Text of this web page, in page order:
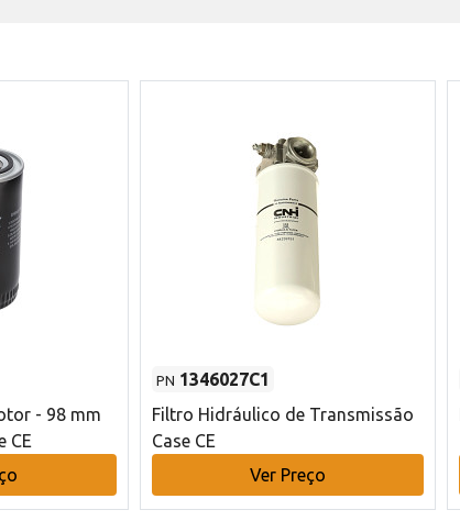
- 98 mm
CE
PN 1346027C1
Filtro Hidráulico de Transmissão
Case CE
Ver Preço